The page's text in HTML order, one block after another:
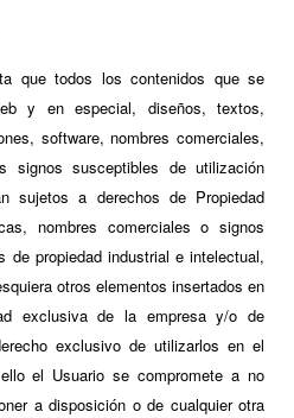
que todos los contenidos que se
y en especial, diseños, textos,
software, nombres comerciales,
signos susceptibles de utilización
sujetos a derechos de Propiedad
nombres comerciales o signos
de propiedad industrial e intelectual,
otros elementos insertados en
exclusiva de la empresa y/o de
exclusivo de utilizarlos en el
el Usuario se compromete a no
a disposición o de cualquier otra